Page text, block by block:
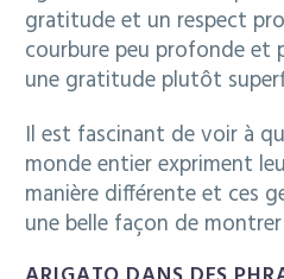
gratitude et un respect
courbure peu profonde et
une gratitude plutôt
Il est fascinant de voir à
monde entier expriment
manière différente et ces
une belle façon de